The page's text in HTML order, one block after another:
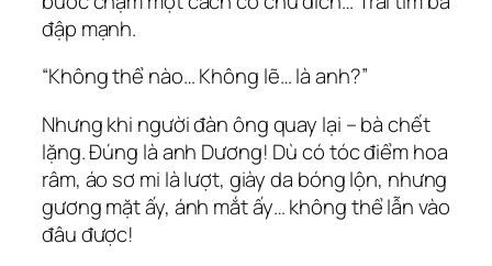
đập mạnh.
“Không thể nào… Không lẽ… là anh?”
Nhưng khi người đàn ông quay lại – bà chết
lặng. Đúng là anh Dương! Dù có tóc điểm hoa
râm, áo sơ mi là lượt, giày da bóng lộn, nhưng
gương mặt ấy, ánh mắt ấy… không thể lẫn vào
đâu được!